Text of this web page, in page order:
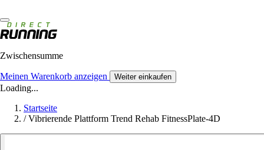
Zwischensumme
Meinen Warenkorb anzeigen Weiter einkaufen
Loading...
Startseite
/ Vibrierende Plattform Trend Rehab FitnessPlate-4D